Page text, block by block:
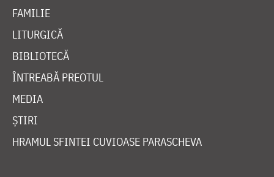
FAMILIE
LITURGICĂ
BIBLIOTECĂ
ÎNTREABĂ PREOTUL
MEDIA
ȘTIRI
HRAMUL SFINTEI CUVIOASE PARASCHEVA